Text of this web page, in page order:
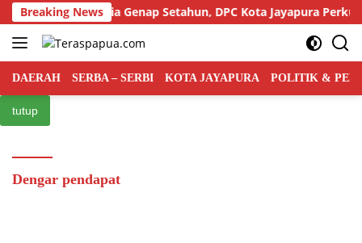
Langsung
ke
konten
Breaking News
Rakyat Indonesia Genap Setahun, DPC Kota Jayapura Perkuat
DAERAH SERBA – SERBI KOTA JAYAPURA POLITIK &
tutup
Dengar pendapat